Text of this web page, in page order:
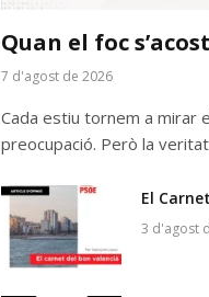
Quan el foc
7 d'agost de 2026
Cada estiu tornem a mirar
preocupació. Però la
El
3 d'agost